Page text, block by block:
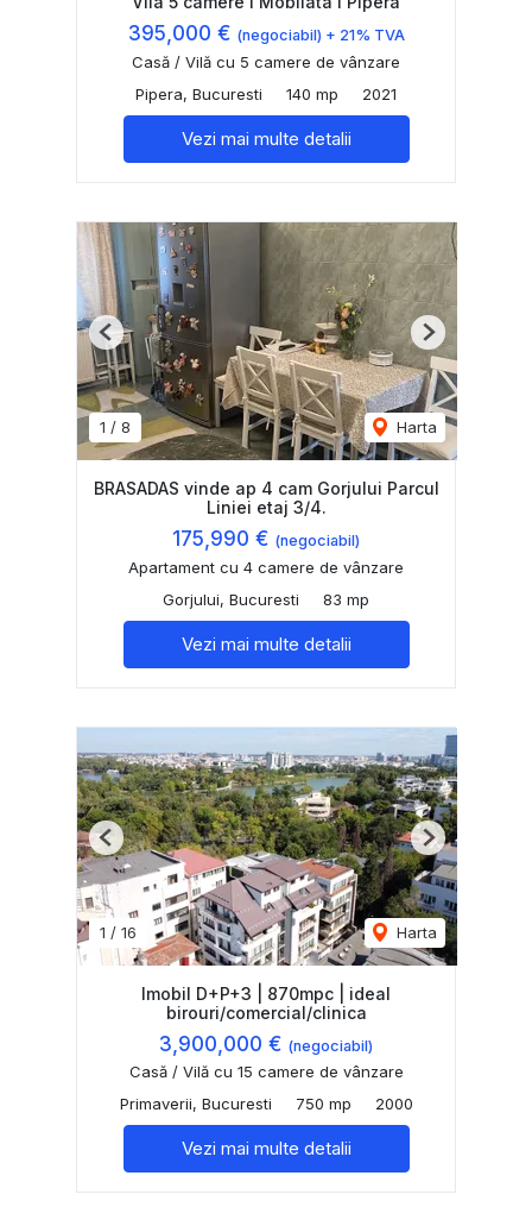
395,000 € (negociabil) + 21% TVA
Casă / Vilă cu 5 camere de vânzare
Pipera, Bucuresti
140 mp 2021
Vezi mai multe detalii
1 / 8 Harta
Previous Next
BRASADAS vinde ap 4 cam Gorjului Parcul
Liniei etaj 3/4.
175,990 € (negociabil)
Apartament cu 4 camere de vânzare
Gorjului, Bucuresti
83 mp
Vezi mai multe detalii
1 / 16 Harta
Previous Next
Imobil D+P+3 | 870mpc | ideal
birouri/comercial/clinica
3,900,000 € (negociabil)
Casă / Vilă cu 15 camere de vânzare
Primaverii, Bucuresti
750 mp 2000
Vezi mai multe detalii